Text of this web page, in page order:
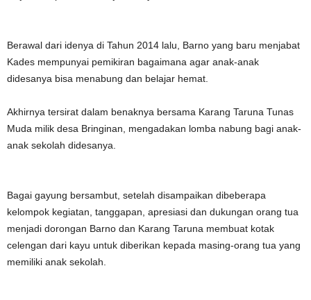
Berawal dari idenya di Tahun 2014 lalu, Barno yang baru menjabat
Kades mempunyai pemikiran bagaimana agar anak-anak
didesanya bisa menabung dan belajar hemat.
Akhirnya tersirat dalam benaknya bersama Karang Taruna Tunas
Muda milik desa Bringinan, mengadakan lomba nabung bagi anak-
anak sekolah didesanya.
Bagai gayung bersambut, setelah disampaikan dibeberapa
kelompok kegiatan, tanggapan, apresiasi dan dukungan orang tua
menjadi dorongan Barno dan Karang Taruna membuat kotak
celengan dari kayu untuk diberikan kepada masing-orang tua yang
memiliki anak sekolah.